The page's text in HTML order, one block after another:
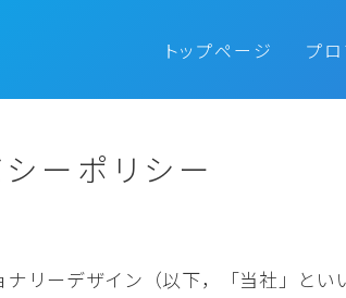
トップページ プロ
ーポリシー
ナリーデザイン（以下，「当社」と